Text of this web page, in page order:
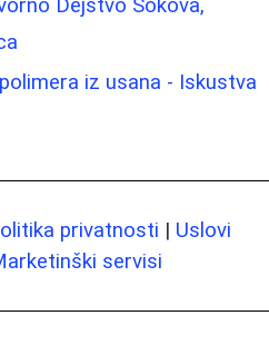
Dejstvo Sokova,
iz usana - Iskustva
privatnosti | Uslovi
servisi